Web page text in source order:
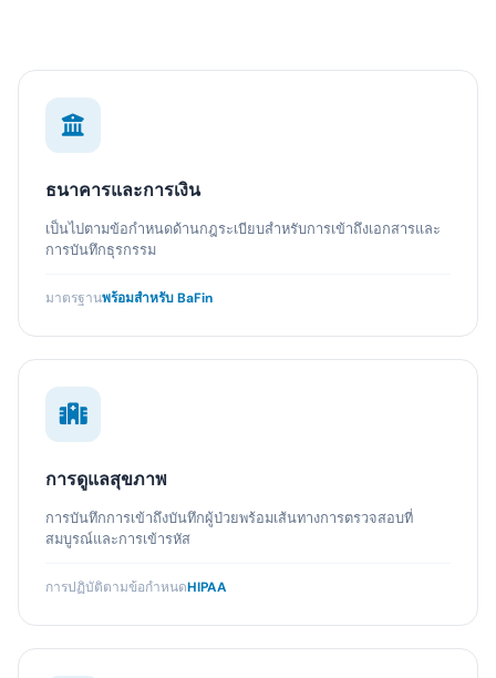
ธนาคารและการเงิน
เป็นไปตามข้อกำหนดด้านกฎระเบียบสำหรับการเข้าถึงเอกสารและ
การบันทึกธุรกรรม
มาตรฐานพร้อมสำหรับ BaFin
การดูแลสุขภาพ
การบันทึกการเข้าถึงบันทึกผู้ป่วยพร้อมเส้นทางการตรวจสอบที่
สมบูรณ์และการเข้ารหัส
การปฏิบัติตามข้อกำหนดHIPAA